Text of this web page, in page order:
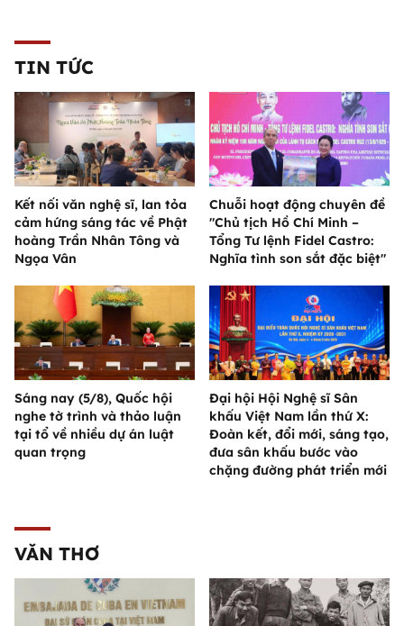
TIN TỨC
Kết nối văn nghệ sĩ, lan tỏa
cảm hứng sáng tác về Phật
hoàng Trần Nhân Tông và
Ngọa Vân
Chuỗi hoạt động chuyên đề
"Chủ tịch Hồ Chí Minh –
Tổng Tư lệnh Fidel Castro:
Nghĩa tình son sắt đặc biệt"
Sáng nay (5/8), Quốc hội
nghe tờ trình và thảo luận
tại tổ về nhiều dự án luật
quan trọng
Đại hội Hội Nghệ sĩ Sân
khấu Việt Nam lần thứ X:
Đoàn kết, đổi mới, sáng tạo,
đưa sân khấu bước vào
chặng đường phát triển mới
VĂN THƠ